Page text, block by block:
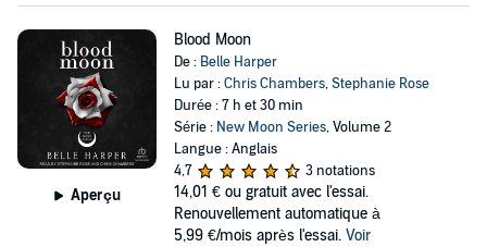
Aperçu
Blood Moon
De : Belle Harper
Lu par :Chris Chambers,Stephanie Rose
Durée : 7 h et 30 min
Série : New Moon Series, Volume 2
Langue : Anglais
4,7
3 notations
14,01 € ou gratuit avec l'essai.
Renouvellement automatique à
5,99 €/mois après l'essai. Voir